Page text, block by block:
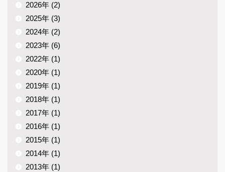
2026年 (2)
2025年 (3)
2024年 (2)
2023年 (6)
2022年 (1)
2020年 (1)
2019年 (1)
2018年 (1)
2017年 (1)
2016年 (1)
2015年 (1)
2014年 (1)
2013年 (1)